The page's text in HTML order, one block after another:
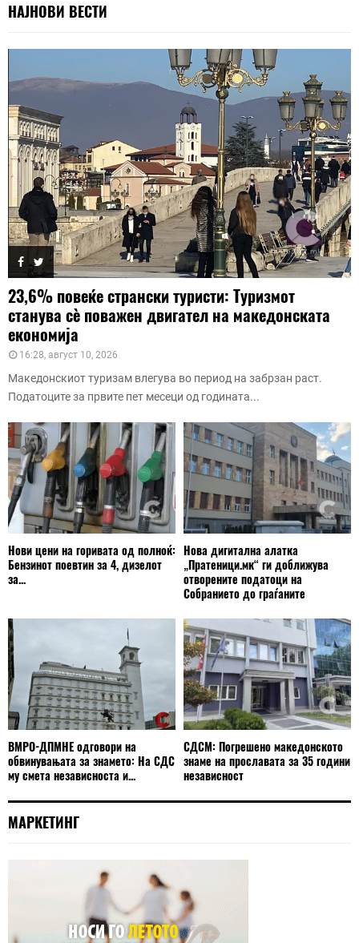
НАЈНОВИ ВЕСТИ
23,6% повеќе странски туристи: Туризмот
станува сè поважен двигател на македонската
економија
16:28, август 10, 2026
Македонскиот туризам влегува во период на забрзан раст.
Податоците за првите пет месеци од годината...
Нови цени на горивата од полноќ:
Бензинот поевтин за 4, дизелот
за...
Нова дигитална алатка
„Пратеници.мк“ ги доближува
отворените податоци на
Собранието до граѓаните
ВМРО-ДПМНЕ одговори на
обвинувањата за знамето: На СДС
му смета независноста и...
СДСМ: Погрешено македонското
знаме на прославата за 35 години
независност
МАРКЕТИНГ